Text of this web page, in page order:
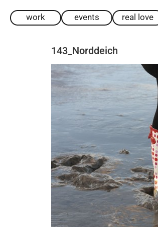
work events real love
143_Norddeich